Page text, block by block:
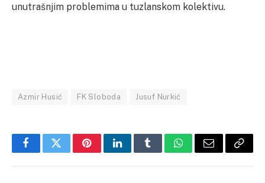
unutrašnjim problemima u tuzlanskom kolektivu.
Azmir Husić FK Sloboda Jusuf Nurkić
FacebookTwitterPinterestLinkedInTumblrWhatsApp
Email Copy